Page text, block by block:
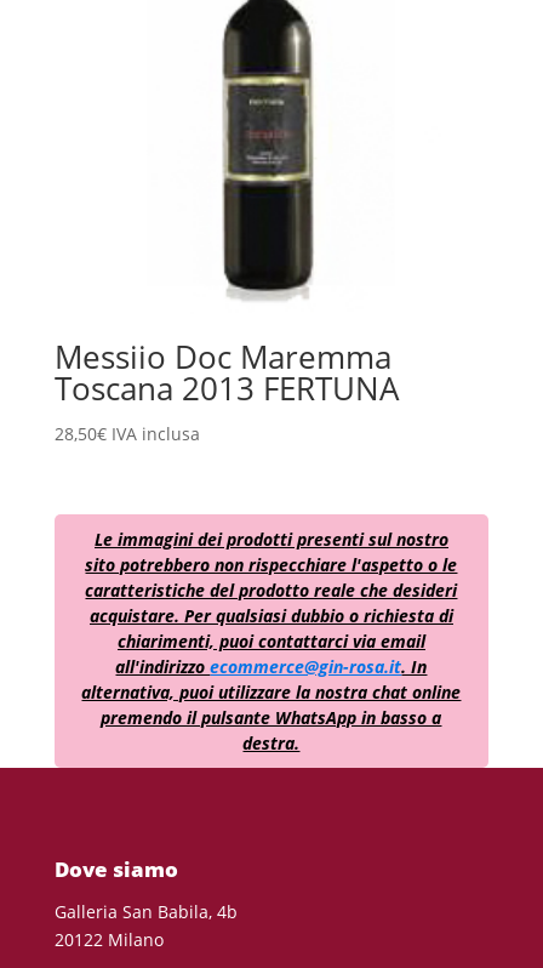
Messiio Doc Maremma
Toscana 2013 FERTUNA
28,50€ IVA inclusa
Le immagini dei prodotti presenti sul nostro
sito potrebbero non rispecchiare l'aspetto o le
caratteristiche del prodotto reale che desideri
acquistare. Per qualsiasi dubbio o richiesta di
chiarimenti, puoi contattarci via email
all'indirizzoecommerce@gin-rosa.it. In
alternativa, puoi utilizzare la nostra chat online
premendo il pulsante WhatsApp in basso a
destra.
Dove siamo
Galleria San Babila, 4b
20122 Milano